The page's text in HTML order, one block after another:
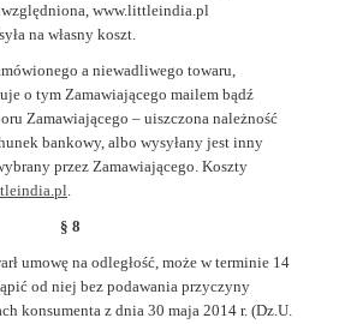
www.littleindia.pl
na własny koszt.
a niewadliwego towaru,
o tym Zamawiającego mailem bądź
Zamawiającego – uiszczona należność
bankowy, albo wysyłany jest inny
przez Zamawiającego. Koszty
.
§ 8
umowę na odległość, może w terminie 14
od niej bez podawania przyczyny
konsumenta z dnia 30 maja 2014 r. (Dz.U.